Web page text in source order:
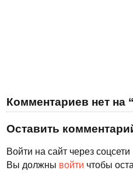
Комментариев нет на
Оставить
Войти на сайт через соцсети
Вы должны войти чтобы